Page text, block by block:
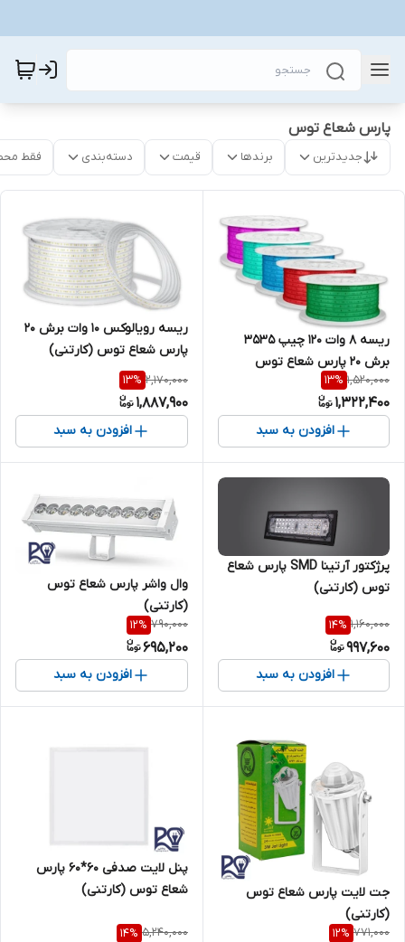
پارس شعاع توس
جدیدترین برندها قیمت دسته‌بندی فقط
ریسه ۸ وات ۱۲۰ چیپ ۳۵۳۵
برش ۲۰ پارس شعاع توس
(کارتنی)
1,520,000
13%
1,322,400
افزودن به سبد
ریسه رویالوکس ۱۰ وات برش ۲۰
پارس شعاع توس (کارتنی)
2,170,000
13%
1,887,900
افزودن به سبد
پرژکتور آرتینا SMD پارس شعاع
توس (کارتنی)
1,160,000
14%
997,600
افزودن به سبد
وال واشر پارس شعاع توس
(کارتنی)
790,000
12%
695,200
افزودن به سبد
جت لایت پارس شعاع توس
(کارتنی)
771,000
12%
پنل لایت صدفی 60*60 پارس
شعاع توس (کارتنی)
5,240,000
14%